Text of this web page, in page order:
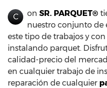
C on SR. PARQUET®
nuestro conjunto de
este tipo de trabajos y
instalando parquet.
calidad-precio del
en cualquier trabajo de
reparación de cualquier